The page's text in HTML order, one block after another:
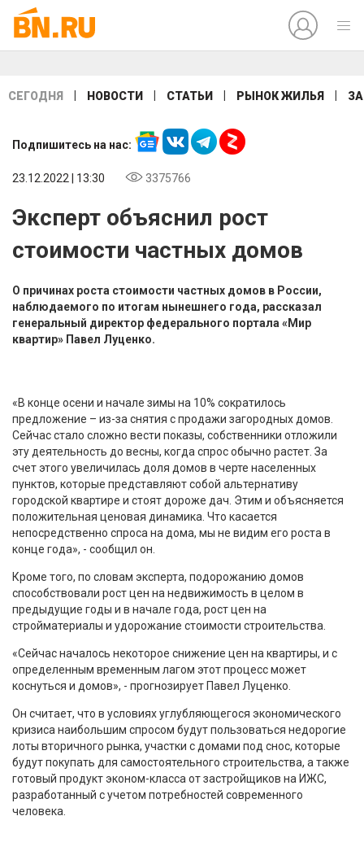
СЕГОДНЯ НОВОСТИ СТАТЬИ РЫНОК ЖИЛЬЯ
Подпишитесь на нас:
23.12.2022 | 13:30 3375766
Эксперт объяснил рост
стоимости частных домов
О причинах роста стоимости частных домов в России,
наблюдаемого по итогам нынешнего года, рассказал
генеральный директор федерального портала «Мир
квартир» Павел Луценко.
«В конце осени и начале зимы на 10% сократилось
предложение – из-за снятия с продажи загородных домов.
Сейчас стало сложно вести показы, собственники отложили
эту деятельность до весны, когда спрос обычно растет. За
счет этого увеличилась доля домов в черте населенных
пунктов, которые представляют собой альтернативу
городской квартире и стоят дороже дач. Этим и объясняется
положительная ценовая динамика. Что касается
непосредственно спроса на дома, мы не видим его роста в
конце года», - сообщил он.
Кроме того, по словам эксперта, подорожанию домов
способствовали рост цен на недвижимость в целом в
предыдущие годы и в начале года, рост цен на
стройматериалы и удорожание стоимости строительства.
«Сейчас началось некоторое снижение цен на квартиры, и с
определенным временным лагом этот процесс может
коснуться и домов», - прогнозирует Павел Луценко.
Он считает, что в условиях углубляющегося экономического
кризиса наибольшим спросом будут пользоваться недорогие
лоты вторичного рынка, участки с домами под снос, которые
будут покупать для самостоятельного строительства, а также
готовый продукт эконом-класса от застройщиков на ИЖС,
разработанный с учетом потребностей современного
человека.